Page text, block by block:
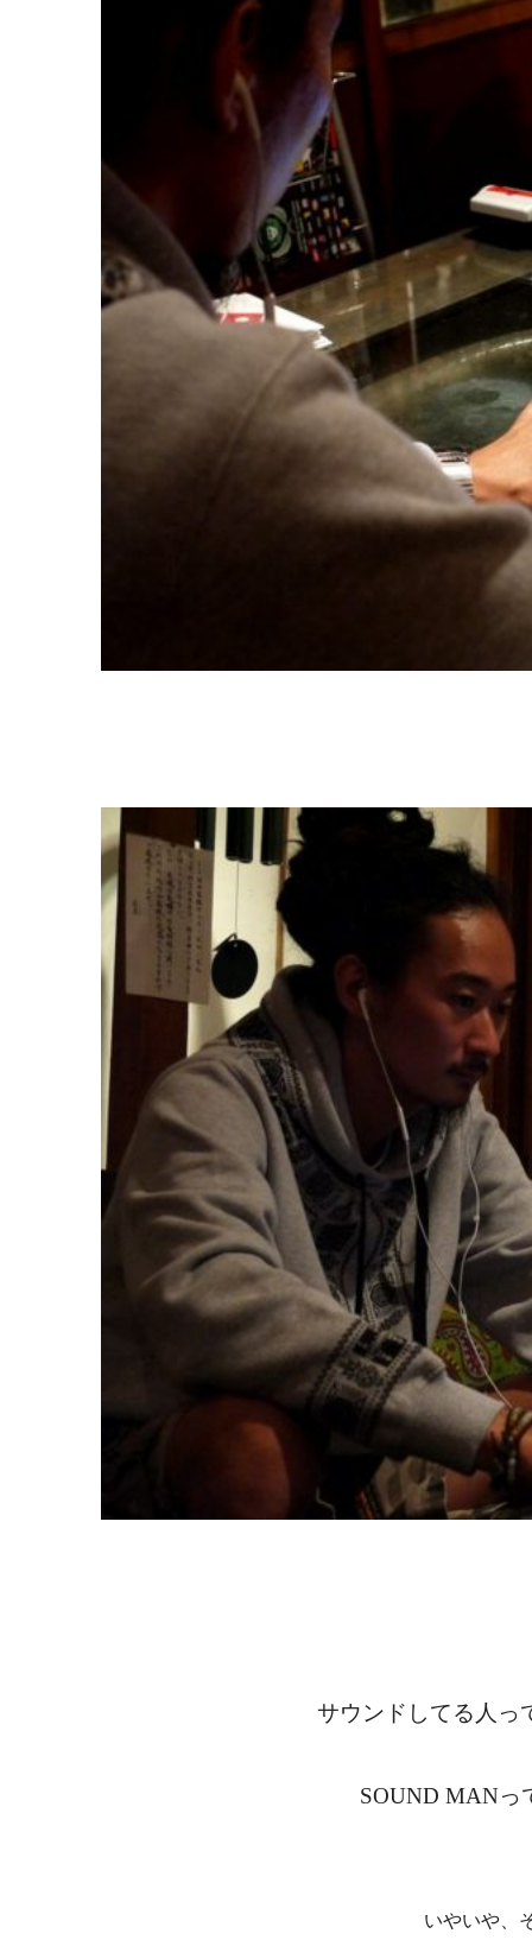
サウンドしてる人っ
SOUND MANっ
いやいや、